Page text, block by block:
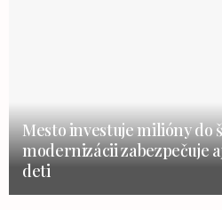
Mesto investuje milióny do
modernizácii zabezpečuje
deti